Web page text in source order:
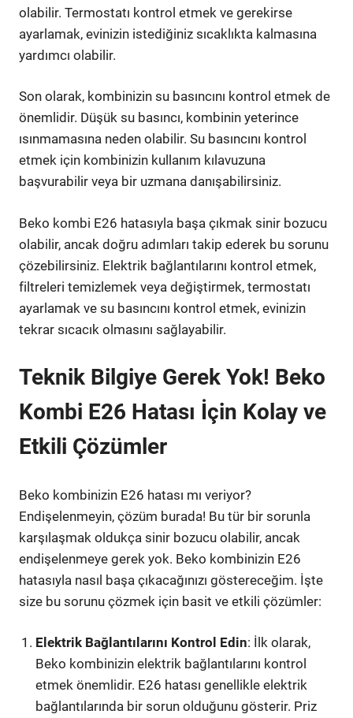
olabilir. Termostatı kontrol etmek ve gerekirse
ayarlamak, evinizin istediğiniz sıcaklıkta kalmasına
yardımcı olabilir.
Son olarak, kombinizin su basıncını kontrol etmek de
önemlidir. Düşük su basıncı, kombinin yeterince
ısınmamasına neden olabilir. Su basıncını kontrol
etmek için kombinizin kullanım kılavuzuna
başvurabilir veya bir uzmana danışabilirsiniz.
Beko kombi E26 hatasıyla başa çıkmak sinir bozucu
olabilir, ancak doğru adımları takip ederek bu sorunu
çözebilirsiniz. Elektrik bağlantılarını kontrol etmek,
filtreleri temizlemek veya değiştirmek, termostatı
ayarlamak ve su basıncını kontrol etmek, evinizin
tekrar sıcacık olmasını sağlayabilir.
Teknik Bilgiye Gerek Yok! Beko
Kombi E26 Hatası İçin Kolay ve
Etkili Çözümler
Beko kombinizin E26 hatası mı veriyor?
Endişelenmeyin, çözüm burada! Bu tür bir sorunla
karşılaşmak oldukça sinir bozucu olabilir, ancak
endişelenmeye gerek yok. Beko kombinizin E26
hatasıyla nasıl başa çıkacağınızı göstereceğim. İşte
size bu sorunu çözmek için basit ve etkili çözümler:
Elektrik Bağlantılarını Kontrol Edin: İlk olarak,
Beko kombinizin elektrik bağlantılarını kontrol
etmek önemlidir. E26 hatası genellikle elektrik
bağlantılarında bir sorun olduğunu gösterir. Priz